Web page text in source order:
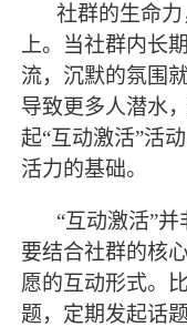
社群的生命
上。当社群内长
流，沉默的氛围
导致更多人潜水
起“互动激活”活
活力的基础。
“互动激活”
要结合社群的核
愿的互动形式。
题，定期发起话